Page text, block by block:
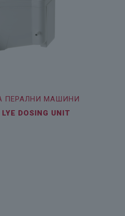
ПЕРАЛНИ МАШИНИ
DOSING UNIT